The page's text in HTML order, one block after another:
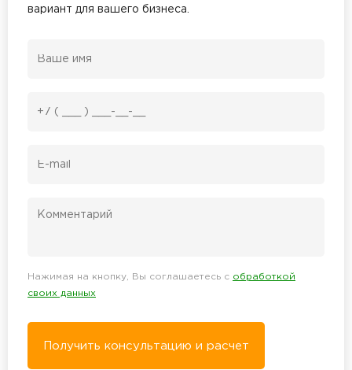
вариант для вашего бизнеса.
Нажимая на кнопку, Вы соглашаетесь с обработкой
своих данных
Получить консультацию и расчет